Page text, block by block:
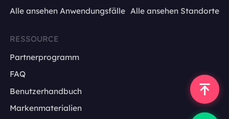
Alle ansehen Anwendungsfälle Alle ansehen Standorte
RESSOURCE
Partnerprogramm
FAQ
Benutzerhandbuch
Markenmaterialien